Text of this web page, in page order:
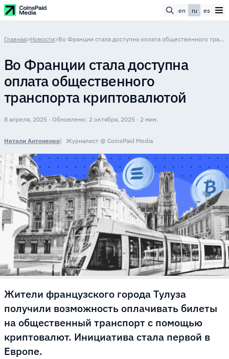
en ru es
Главная>Новости> Во Франции стала доступна оплата общественного транспорта криптовалютой
Во Франции стала доступна
оплата общественного
транспорта криптовалютой
8 апреля, 2025 · Обновлено: 2 октября, 2025 · 2 мин.
Натали Антоненко Журналист @ CoinsPaid Media
Жители французского города Тулуза
получили возможность оплачивать билеты
на общественный транспорт с помощью
криптовалют. Инициатива стала первой в
Европе.